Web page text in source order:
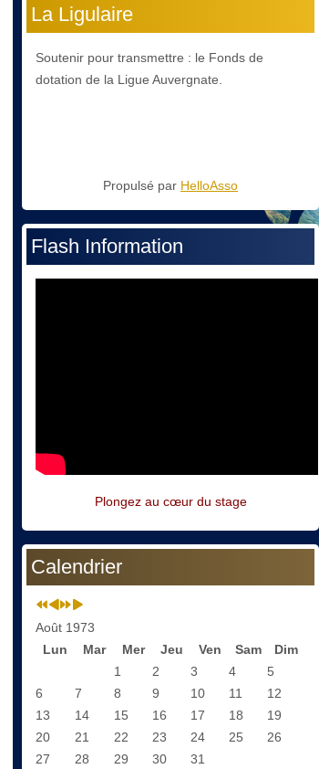
La Ligulaire
Soutenir pour transmettre : le Fonds de
dotation de la Ligue Auvergnate.
Propulsé par HelloAsso
Flash Information
Plongez au cœur du stage
Calendrier
Août 1973
Lun
Mar Mer Jeu Ven Sam
Dim
1
2 3 4
5
6
7 8 9 10 11
12
13
14 15 16 17 18
19
20
21 22 23 24 25
26
27
28 29 30 31